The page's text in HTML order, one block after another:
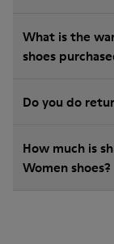
What is the
shoes
Do you do
How much is
Women shoes?